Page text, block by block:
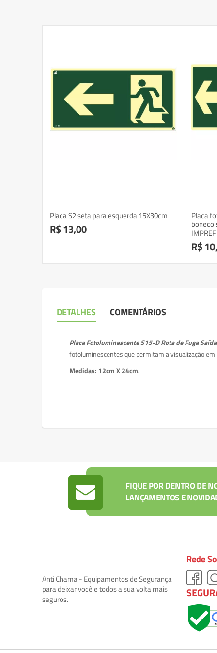
Placa S2 seta para esquerda 15X30cm
R$ 13,00
Placa
boneco
R$
DETALHES
Placa Fotoluminescente S15-DRota de Fuga
fotoluminescentes que permitam a visualização
Medidas: 12cm X 24cm.
COMENTÁRIOS
FIQUE POR DENTRO DE
LANÇAMENTOS E
Anti Chama - Equipamentos de Segurança
para deixar você e todos a sua volta mais
seguros.
Rede